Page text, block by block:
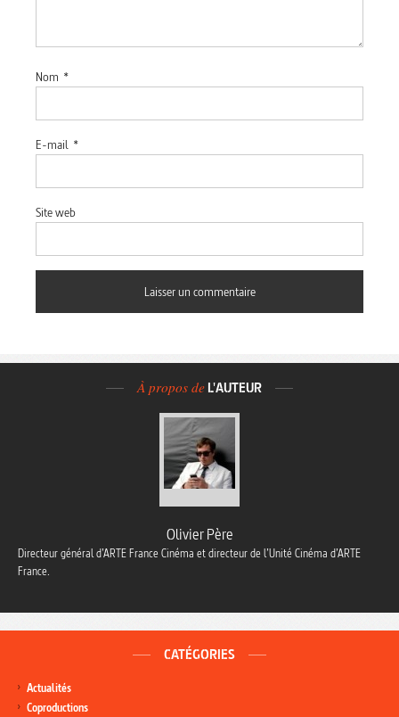
Nom *
E-mail *
Site web
À propos de L'AUTEUR
Olivier Père
Directeur général d’ARTE France Cinéma et directeur de l’Unité Cinéma d’ARTE
France.
CATÉGORIES
Actualités
Coproductions